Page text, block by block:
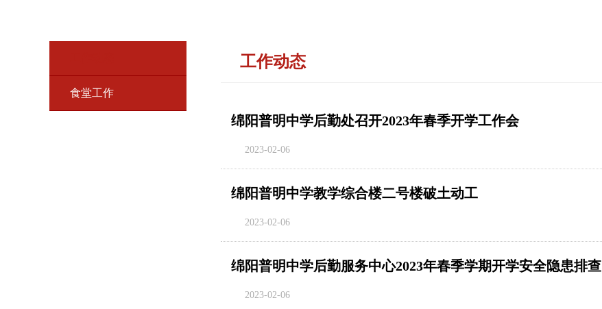
食堂工作
工作动态
绵阳普明中学后勤处召开2023年春季开学工作会
2023-02-06
绵阳普明中学教学综合楼二号楼破土动工
2023-02-06
绵阳普明中学后勤服务中心2023年春季学期开学安全隐患排查
2023-02-06